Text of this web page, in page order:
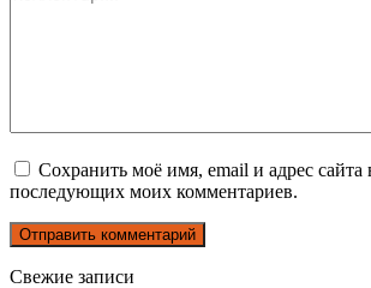
Сохранить моё имя, email и адрес сайта
последующих моих комментариев.
Свежие записи